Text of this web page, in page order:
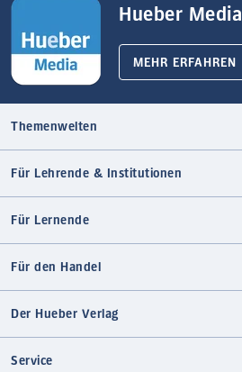
Hueber Media
MEHR ERFAHREN
Themenwelten
Für Lehrende & Institutionen
Für Lernende
Für den Handel
Der Hueber Verlag
Service